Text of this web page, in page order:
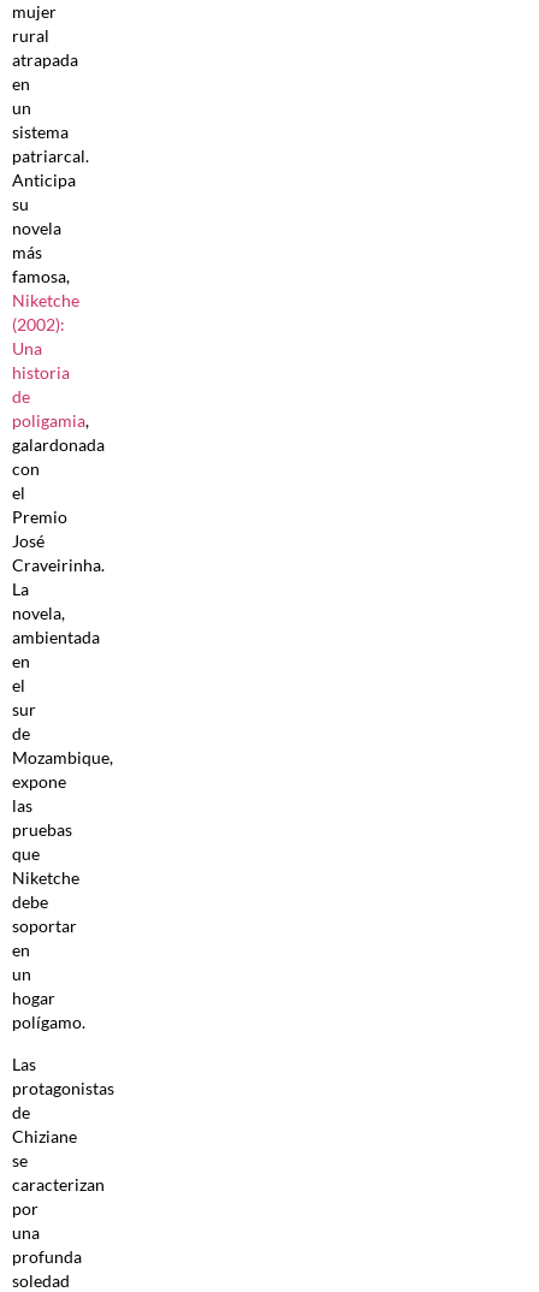
mujer
rural
atrapada
en
un
sistema
patriarcal.
Anticipa
su
novela
más
famosa,
Niketche
(2002):
Una
historia
de
poligamia,
galardonada
con
el
Premio
José
Craveirinha.
La
novela,
ambientada
en
el
sur
de
Mozambique,
expone
las
pruebas
que
Niketche
debe
soportar
en
un
hogar
polígamo.
Las
protagonistas
de
Chiziane
se
caracterizan
por
una
profunda
soledad